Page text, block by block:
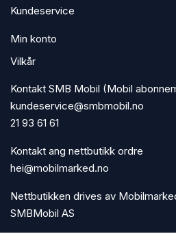
Kundeservice
Min konto
Vilkår
Kontakt SMB Mobil (Mobil
kundeservice@smbmobil.no
21 93 61 61
Kontakt ang nettbutikk ordre
hei@mobilmarked.no
Nettbutikken drives av
SMBMobil AS